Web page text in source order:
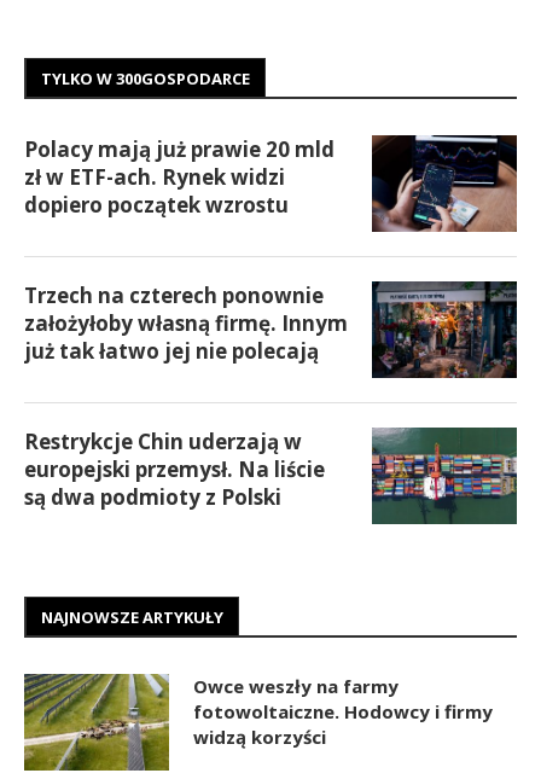
TYLKO W 300GOSPODARCE
Polacy mają już prawie 20 mld
zł w ETF-ach. Rynek widzi
dopiero początek wzrostu
Trzech na czterech ponownie
założyłoby własną firmę. Innym
już tak łatwo jej nie polecają
Restrykcje Chin uderzają w
europejski przemysł. Na liście
są dwa podmioty z Polski
NAJNOWSZE ARTYKUŁY
Owce weszły na farmy
fotowoltaiczne. Hodowcy i firmy
widzą korzyści